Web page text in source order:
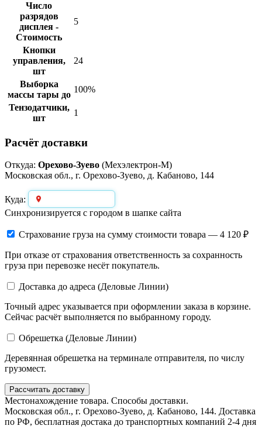
Число
разрядов
дисплея -
Стоимость
5
Кнопки
управления,
шт
24
Выборка
массы тары до
100%
Тензодатчики,
шт
1
Расчёт доставки
Откуда: Орехово-Зуево (Мехэлектрон-М)
Московская обл., г. Орехово-Зуево, д. Кабаново, 144
Куда:
Синхронизируется с городом в шапке сайта
Страхование груза на сумму стоимости товара — 4 120 ₽
При отказе от страхования ответственность за сохранность
груза при перевозке несёт покупатель.
Доставка до адреса (Деловые Линии)
Точный адрес указывается при оформлении заказа в корзине.
Сейчас расчёт выполняется по выбранному городу.
Обрешетка (Деловые Линии)
Деревянная обрешетка на терминале отправителя, по числу
грузомест.
Рассчитать доставку
Местонахождение товара. Способы доставки.
Московская обл., г. Орехово-Зуево, д. Кабаново, 144. Доставка
по РФ, бесплатная достака до транспортных компаний 2-4 дня